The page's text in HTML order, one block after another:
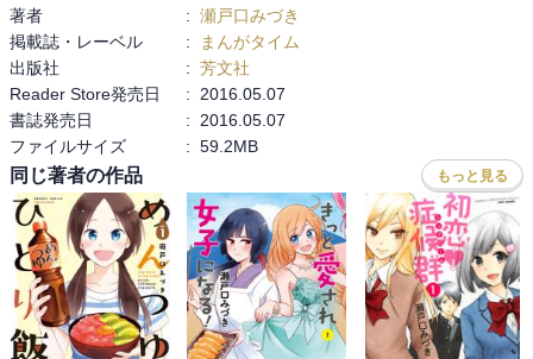
著者
: 瀬戸口みづき
掲載誌・レーベル
:
まんがタイム
出版社
: 芳文社
Reader Store発売日
:
2016.05.07
書誌発売日
:
2016.05.07
ファイルサイズ
: 59.2MB
同じ著者の作品 もっと見る